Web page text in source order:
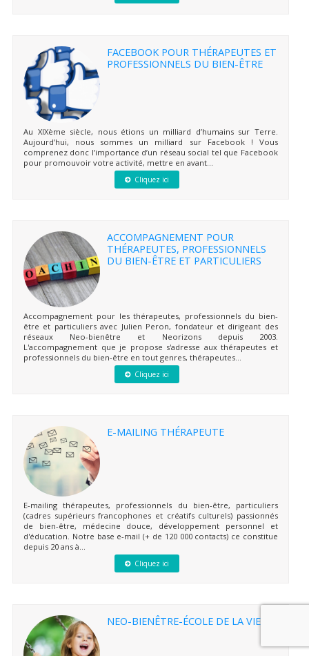
FACEBOOK POUR THÉRAPEUTES ET
PROFESSIONNELS DU BIEN-ÊTRE
Au XIXème siècle, nous étions un milliard d’humains sur Terre.
Aujourd’hui, nous sommes un milliard sur Facebook ! Vous
comprenez donc l’importance d’un réseau social tel que Facebook
pour promouvoir votre activité, mettre en avant...
Cliquez ici
ACCOMPAGNEMENT POUR
THÉRAPEUTES, PROFESSIONNELS
DU BIEN-ÊTRE ET PARTICULIERS
Accompagnement pour les thérapeutes, professionnels du bien-
être et particuliers avec Julien Peron, fondateur et dirigeant des
réseaux Neo-bienêtre et Neorizons depuis 2003.
L'accompagnement que je propose s'adresse aux thérapeutes et
professionnels du bien-être en tout genres, thérapeutes...
Cliquez ici
E-MAILING THÉRAPEUTE
E-mailing thérapeutes, professionnels du bien-être, particuliers
(cadres supérieurs francophones et créatifs culturels) passionnés
de bien-être, médecine douce, développement personnel et
d'éducation. Notre base e-mail (+ de 120 000 contacts) ce constitue
depuis 20 ans à...
Cliquez ici
NEO-BIENÊTRE-ÉCOLE DE LA VIE